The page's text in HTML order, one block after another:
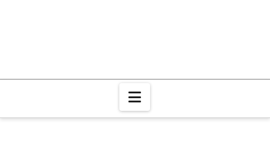
Navigation